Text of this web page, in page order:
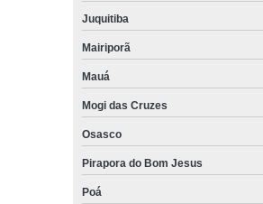
Juquitiba
Mairiporã
Mauá
Mogi das Cruzes
Osasco
Pirapora do Bom Jesus
Poá